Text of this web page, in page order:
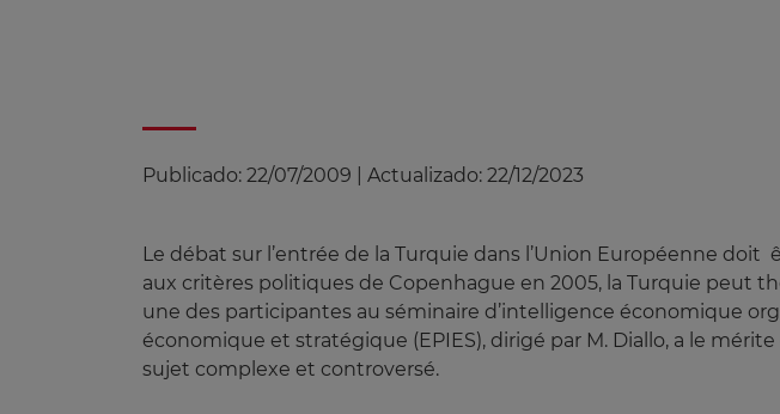
Publicado: 22/07/2009 Actualizado: 22/12/2023
Le débat sur l’entrée de la Turquie dans l’Union Européenne
aux critères politiques de Copenhague en 2005, la Turquie peut
une des participantes au séminaire d’intelligence économique
économique et stratégique (EPIES), dirigé par M. Diallo, a le
sujet complexe et controversé.